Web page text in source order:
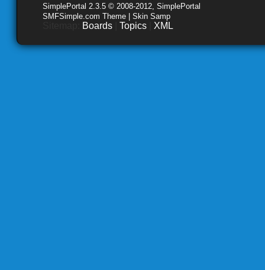
SimplePortal 2.3.5 © 2008-2012, SimplePortal
SMFSimple.com Theme | Skin Samp
Boards Topics XML